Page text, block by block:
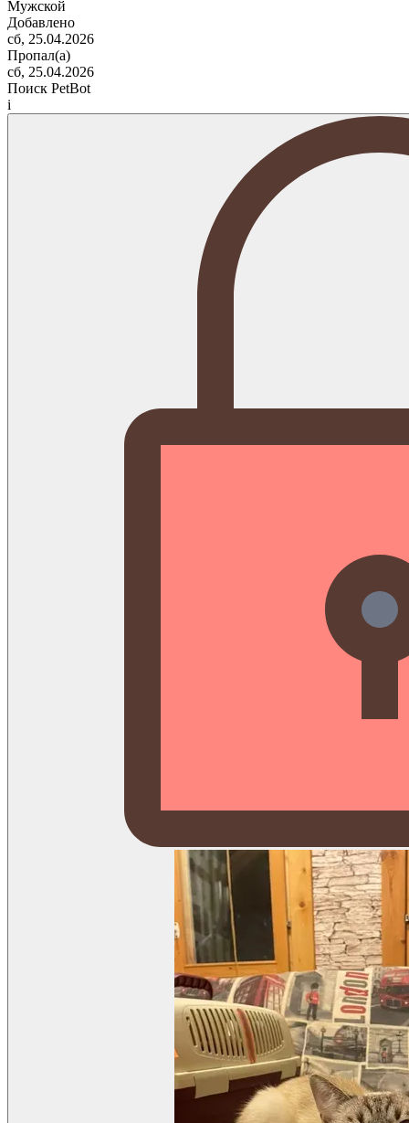
Мужской
Добавлено
сб, 25.04.2026
Пропал(а)
сб, 25.04.2026
Поиск PetBot
i